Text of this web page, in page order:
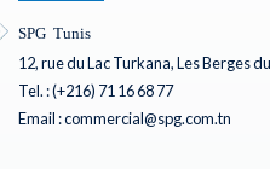
SPG Tunis
12, rue du Lac Turkana, Les Berges
Tel. : (+216) 71 16 68 77
Email : commercial@spg.com.tn